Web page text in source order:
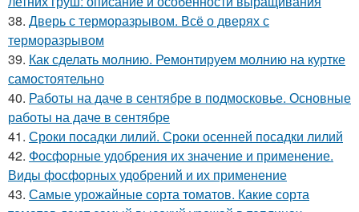
38. Дверь с терморазрывом. Всё о дверях с
терморазрывом
39. Как сделать молнию. Ремонтируем молнию на куртке
самостоятельно
40. Работы на даче в сентябре в подмосковье. Основные
работы на даче в сентябре
41. Сроки посадки лилий. Сроки осенней посадки лилий
42. Фосфорные удобрения их значение и применение.
Виды фосфорных удобрений и их применение
43. Самые урожайные сорта томатов. Какие сорта